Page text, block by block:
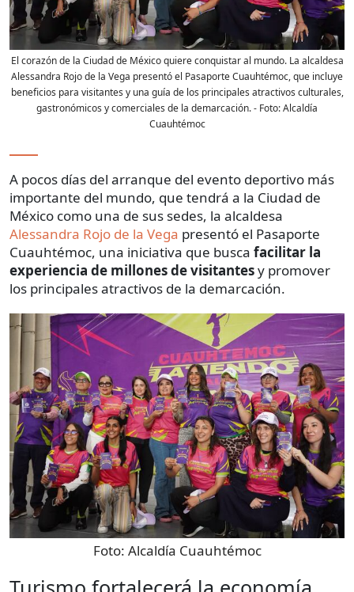
El corazón de la Ciudad de México quiere conquistar al mundo. La alcaldesa
Alessandra Rojo de la Vega presentó el Pasaporte Cuauhtémoc, que incluye
beneficios para visitantes y una guía de los principales atractivos culturales,
gastronómicos y comerciales de la demarcación.- Foto:Alcaldía
Cuauhtémoc
A pocos días del arranque del evento deportivo más
importante del mundo, que tendrá a la Ciudad de
México como una de sus sedes, la alcaldesa
Alessandra Rojo de la Vega presentó el Pasaporte
Cuauhtémoc, una iniciativa que busca facilitar la
experiencia de millones de visitantesy promover
los principales atractivos de la demarcación.
Foto: Alcaldía Cuauhtémoc